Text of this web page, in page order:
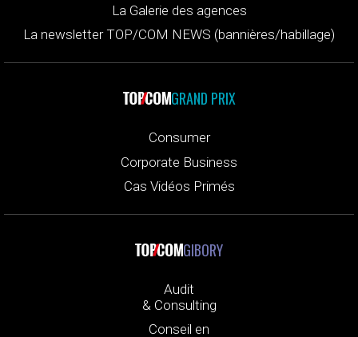
La Galerie des agences
La newsletter TOP/COM NEWS (bannières/habillage)
GRAND PRIX
Consumer
Corporate Business
Cas Vidéos Primés
GIBORY
Audit
& Consulting
Conseil en